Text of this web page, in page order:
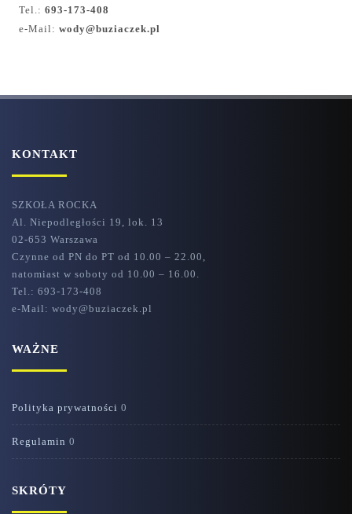
Tel.: 693-173-408
e-Mail: wody@buziaczek.pl
KONTAKT
SZKOŁA ROCKA
Al. Niepodległości 19, lok. 13
02-653 Warszawa
Czynne od PN do PT od 10.00 – 22.00,
natomiast w soboty od 10.00 – 16.00.
Tel.: 693-173-408
e-Mail: wody@buziaczek.pl
WAŻNE
Polityka prywatności 0
Regulamin 0
SKRÓTY